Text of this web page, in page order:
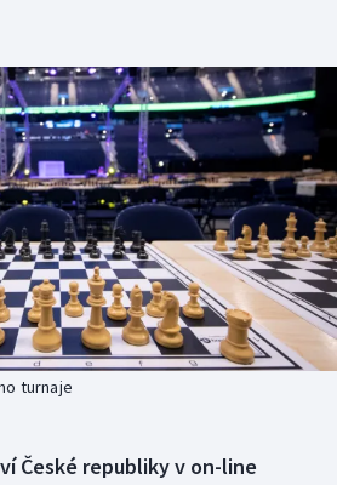
turnaje
České republiky v on-line